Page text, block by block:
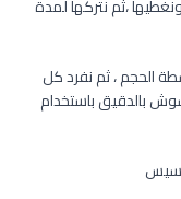
،ثم نتركها لمدة
الحجم ، ثم نفرد كل
بالدقيق باستخدام